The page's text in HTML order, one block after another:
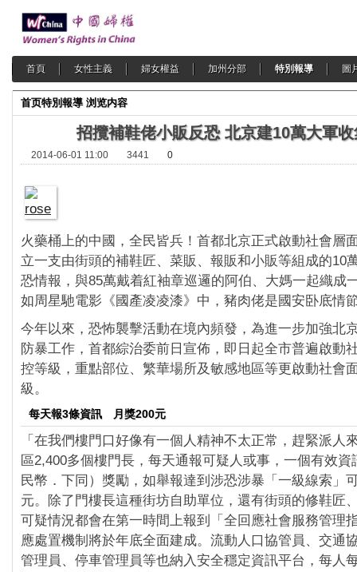
首頁 女性主義 婦女權益 加州分部 特別報導 圖
首页特別報導 浏览内容
招攬補鞋佬小販反恐 北京建10萬大軍
2014-06-01 11:00 3441 0
火藥桶上的中國，全民皆兵！首都北京正式啟動社會層
立一支由街頭的補鞋匠、菜販、報販和小販等組成的10
恐情報，與85萬戴着紅袖章巡邏的阿伯、大媽一起織成
如周星馳電影《國產凌凌漆》中，豬肉佬是國安卧底情
今年以來，恐怖襲擊活動在境內頻發，為進一步加強北
防暴工作，首都綜治委前日宣佈，即日起全市普遍啟動
控等級，重點部位、繁華場所及敏感地區等更啟動社會
級。
每天報3條資訊 月獎200元
「在我們樓門口好像有一個人精神不太正常，趕緊派人
區2,400多個樓門長，每天通報可疑人或事，一個有效資
民幣．下同）獎勵，如舉報達到涉恐涉暴「一級線索」
元。除了門樓長這種街坊自助單位，還有街頭的修鞋匠
可疑情況都會在第一時間上報到「全回應社會服務管理
應處置機制將於年底全面建成。流動人口協管員、交通
管理員、停車管理員等也納入安全穩定資訊平台，每人